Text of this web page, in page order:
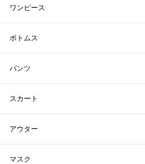
ワンピース
ボトムス
パンツ
スカート
アウター
マスク